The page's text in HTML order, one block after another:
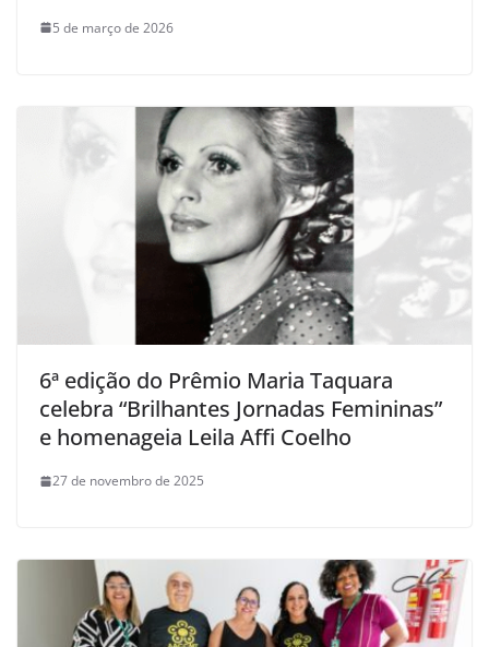
5 de março de 2026
6ª edição do Prêmio Maria Taquara
celebra “Brilhantes Jornadas Femininas”
e homenageia Leila Affi Coelho
27 de novembro de 2025